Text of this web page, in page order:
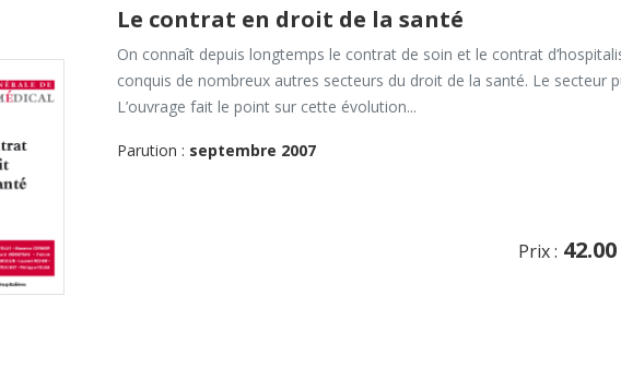
Le contrat en droit de la santé
On connaît depuis longtemps le contrat de soin et le contrat
conquis de nombreux autres secteurs du droit de la santé. Le secteur
L’ouvrage fait le point sur cette évolution...
Parution : septembre 2007
Prix :